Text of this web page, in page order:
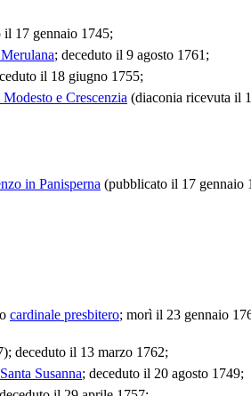
il 17 gennaio 1745;
; deceduto il 9 agosto 1761;
il 18 giugno 1755;
e Crescenzia (diaconia ricevuta il
in Panisperna (pubblicato il 17 gennaio
cardinale presbitero; morì il 23 gennaio
deceduto il 13 marzo 1762;
Santa Susanna; deceduto il 20 agosto 1749;